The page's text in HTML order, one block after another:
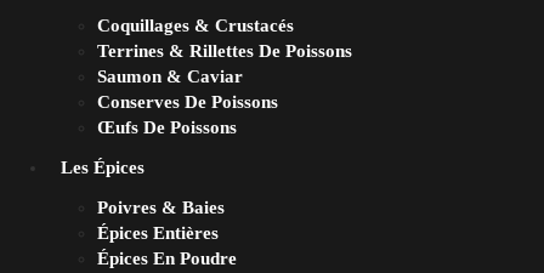
Coquillages & Crustacés
Terrines & Rillettes De Poissons
Saumon & Caviar
Conserves De Poissons
Œufs De Poissons
Les Épices
Poivres & Baies
Épices Entières
Épices En Poudre